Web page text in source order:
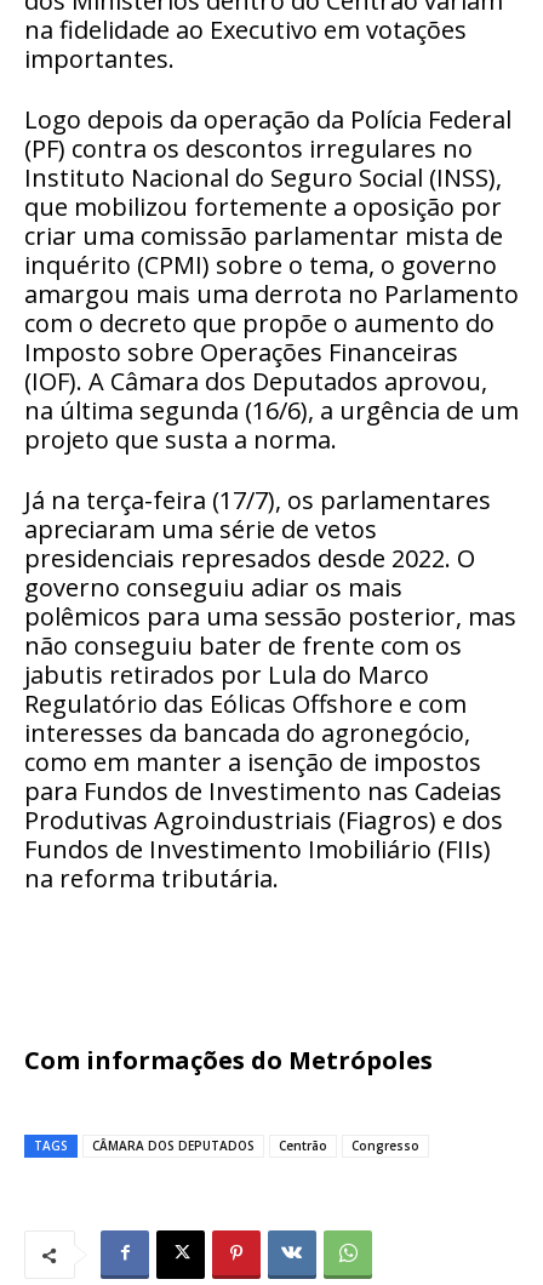
na fidelidade ao Executivo em votações
importantes.
Logo depois da operação da Polícia Federal
(PF) contra os descontos irregulares no
Instituto Nacional do Seguro Social (INSS),
que mobilizou fortemente a oposição por
criar uma comissão parlamentar mista de
inquérito (CPMI) sobre o tema, o governo
amargou mais uma derrota no Parlamento
com o decreto que propõe o aumento do
Imposto sobre Operações Financeiras
(IOF). A Câmara dos Deputados aprovou,
na última segunda (16/6), a urgência de um
projeto que susta a norma.
Já na terça-feira (17/7), os parlamentares
apreciaram uma série de vetos
presidenciais represados desde 2022. O
governo conseguiu adiar os mais
polêmicos para uma sessão posterior, mas
não conseguiu bater de frente com os
jabutis retirados por Lula do Marco
Regulatório das Eólicas Offshore e com
interesses da bancada do agronegócio,
como em manter a isenção de impostos
para Fundos de Investimento nas Cadeias
Produtivas Agroindustriais (Fiagros) e dos
Fundos de Investimento Imobiliário (FIIs)
na reforma tributária.
Com informações do Metrópoles
TAGS CÂMARA DOS DEPUTADOS Centrão Congresso